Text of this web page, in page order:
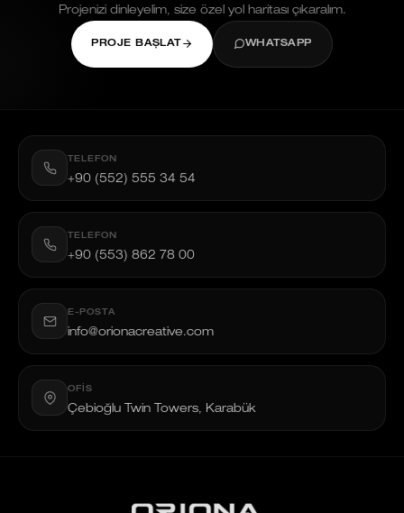
Projenizi dinleyelim, size özel yol haritası çıkaralım.
PROJE BAŞLAT WHATSAPP
TELEFON
+90 (552) 555 34 54
TELEFON
+90 (553) 862 78 00
E-POSTA
info@orionacreative.com
OFIS
Çebioğlu Twin Towers, Karabük